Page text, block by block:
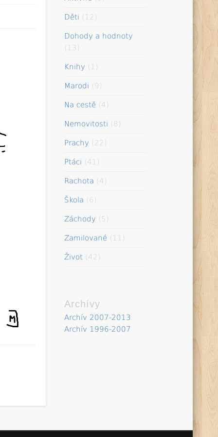
Děti (12)
Dohody a hodnoty
(13)
Knihy (1)
Marodi (9)
Na cestě (4)
Nemovitosti (8)
Prachy (22)
Ptáci (41)
Rachota (4)
Škola (6)
Záchody (5)
Zamilované (11)
Život(42)
Archívy
Archív 2007-2013
Archív 1996-2007